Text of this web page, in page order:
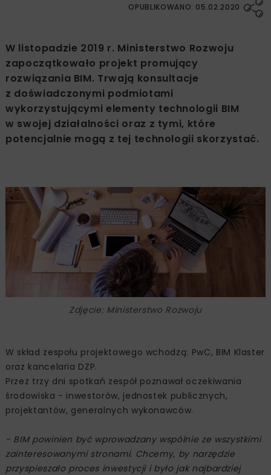
OPUBLIKOWANO: 05.02.2020
W listopadzie 2019 r. Ministerstwo Rozwoju
zapoczątkowało projekt promujący
rozwiązania BIM. Trwają konsultacje
z doświadczonymi podmiotami
wykorzystującymi elementy technologii BIM
w swojej działalności oraz z tymi, które
potencjalnie mogą z tej technologii skorzystać.
Zdjęcie: Ministerstwo Rozwoju
W skład zespołu projektowego wchodzą: PwC, BIM Klaster
oraz kancelaria DZP.
Przez trzy dni spotkań zespół poznawał oczekiwania
środowiska - inwestorów, jednostek publicznych,
projektantów, generalnych wykonawców.
- BIM powinien być wprowadzany wspólnie ze wszystkimi
zainteresowanymi stronami. Chcemy, by narzędzie
przyspieszało proces inwestycji i było jak najbardziej